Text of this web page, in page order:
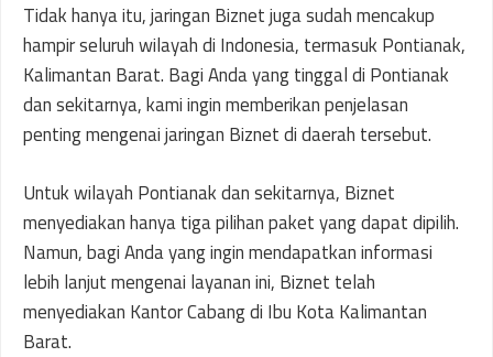
Tidak hanya itu, jaringan Biznet juga sudah mencakup
hampir seluruh wilayah di Indonesia, termasuk Pontianak,
Kalimantan Barat. Bagi Anda yang tinggal di Pontianak
dan sekitarnya, kami ingin memberikan penjelasan
penting mengenai jaringan Biznet di daerah tersebut.
Untuk wilayah Pontianak dan sekitarnya, Biznet
menyediakan hanya tiga pilihan paket yang dapat dipilih.
Namun, bagi Anda yang ingin mendapatkan informasi
lebih lanjut mengenai layanan ini, Biznet telah
menyediakan Kantor Cabang di Ibu Kota Kalimantan
Barat.